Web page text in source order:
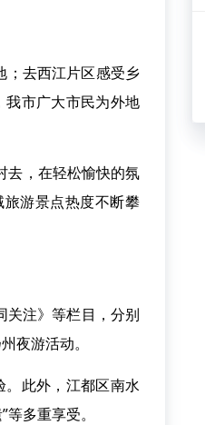
；去西江片区感受乡
市广大市民为外地
去，在轻松愉快的氛
游景点热度不断攀
关注》等栏目，分别
夜游活动。
此外，江都区南水
多重享受。